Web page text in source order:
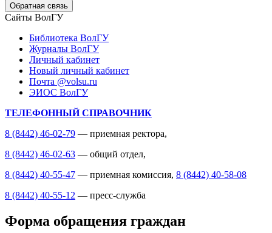
Обратная связь
Сайты ВолГУ
Библиотека ВолГУ
Журналы ВолГУ
Личный кабинет
Новый личный кабинет
Почта @volsu.ru
ЭИОС ВолГУ
ТЕЛЕФОННЫЙ СПРАВОЧНИК
8 (8442) 46-02-79 — приемная ректора,
8 (8442) 46-02-63 — общий отдел,
8 (8442) 40-55-47 — приемная комиссия, 8 (8442) 40-58-08
8 (8442) 40-55-12 — пресс-служба
Форма обращения граждан